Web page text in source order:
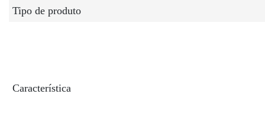
Tipo de produto
Característica